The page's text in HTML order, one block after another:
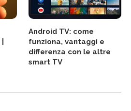
Android TV: come
funziona, vantaggi e
differenza con le altre
smart TV